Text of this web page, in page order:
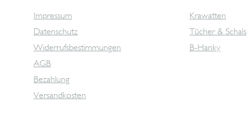
Impressum
Datenschutz
Widerrufsbestimmungen
AGB
Bezahlung
Versandkosten
Krawatten
Tücher & Schals
B-Hanky